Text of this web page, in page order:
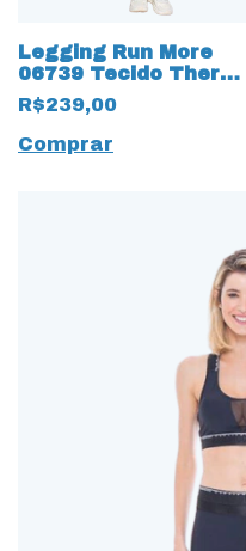
Legging Run More
06739 Tecido Thermo
Plus Ferrugem
R$239,00
Comprar